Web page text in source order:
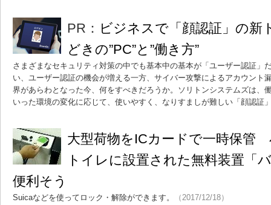
PR： ビジネスで「顔認証」の新
どきの”PC”と”働き方”
さまざまなセキュリティ対策の中でも基本中の基本が「ユーザー認証」
い、ユーザー認証の機会が増える一方、サイバー攻撃によるアカウント
界があらわとなった今、何をすべきだろうか。ソリトンシステムズは、
いった環境の変化に応じて、使いやすく、なりすましが難しい「顔認証
大型荷物をICカードで一時保管
トイレに設置された無料装置「
便利そう
Suicaなどを使ってロック・解除ができます。 （2017/12/18）